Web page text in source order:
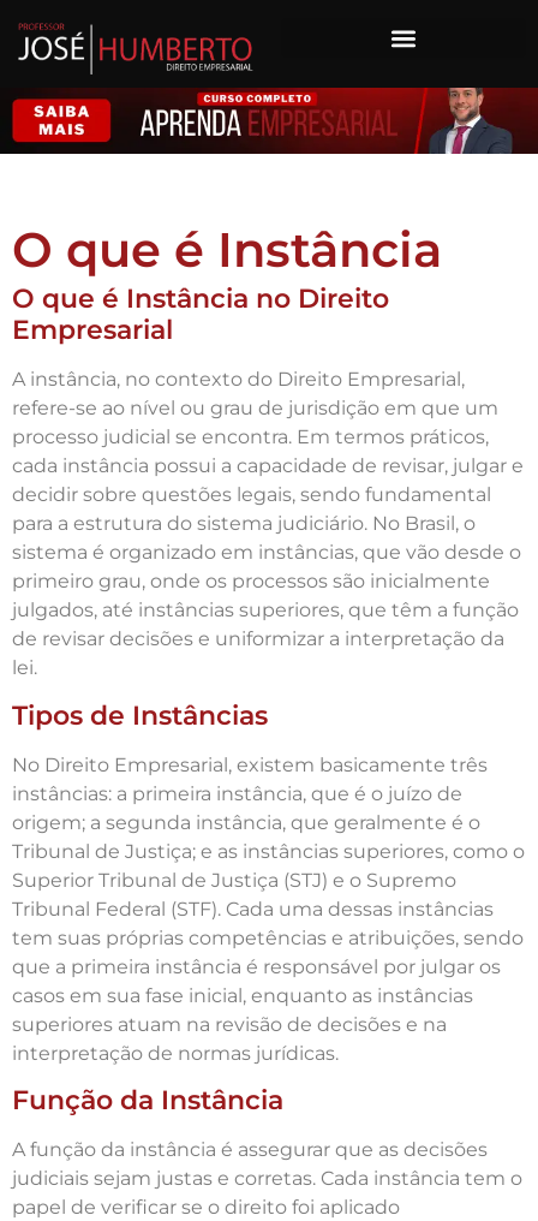
O que é Instância
O que é Instância no Direito
Empresarial
A instância, no contexto do Direito Empresarial,
refere-se ao nível ou grau de jurisdição em que um
processo judicial se encontra. Em termos práticos,
cada instância possui a capacidade de revisar, julgar e
decidir sobre questões legais, sendo fundamental
para a estrutura do sistema judiciário. No Brasil, o
sistema é organizado em instâncias, que vão desde o
primeiro grau, onde os processos são inicialmente
julgados, até instâncias superiores, que têm a função
de revisar decisões e uniformizar a interpretação da
lei.
Tipos de Instâncias
No Direito Empresarial, existem basicamente três
instâncias: a primeira instância, que é o juízo de
origem; a segunda instância, que geralmente é o
Tribunal de Justiça; e as instâncias superiores, como o
Superior Tribunal de Justiça (STJ) e o Supremo
Tribunal Federal (STF). Cada uma dessas instâncias
tem suas próprias competências e atribuições, sendo
que a primeira instância é responsável por julgar os
casos em sua fase inicial, enquanto as instâncias
superiores atuam na revisão de decisões e na
interpretação de normas jurídicas.
Função da Instância
A função da instância é assegurar que as decisões
judiciais sejam justas e corretas. Cada instância tem o
papel de verificar se o direito foi aplicado